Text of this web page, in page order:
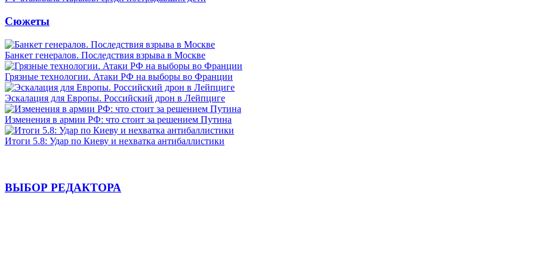
Сюжеты
Банкет генералов. Последствия взрыва в Москве
Грязные технологии. Атаки РФ на выборы во Франции
Эскалация для Европы. Российский дрон в Лейпциге
Изменения в армии РФ: что стоит за решением Путина
Итоги 5.8: Удар по Киеву и нехватка антибаллистики
ВЫБОР РЕДАКТОРА